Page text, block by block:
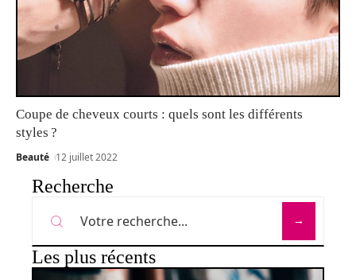
Coupe de cheveux courts : quels sont les différents
styles ?
Beauté 12 juillet 2022
Recherche
Les plus récents